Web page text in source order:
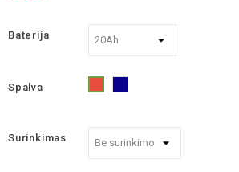
Baterija
Spalva
Surinkimas